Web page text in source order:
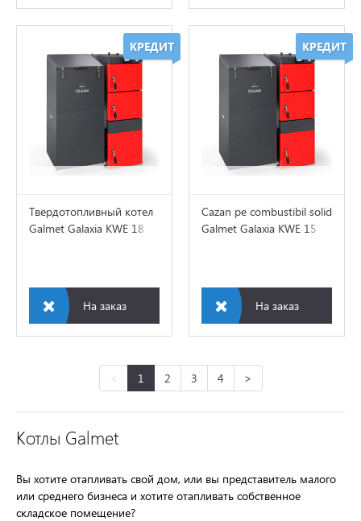
КРЕДИТ
Твердотопливный котел
Galmet Galaxia KWE 18
На заказ
КРЕДИТ
Cazan pe combustibil solid
Galmet Galaxia KWE 15
На заказ
< 1 2 3 4 >
Котлы Galmet
Вы хотите отапливать свой дом, или вы представитель малого
или среднего бизнеса и хотите отапливать собственное
складское помещение?